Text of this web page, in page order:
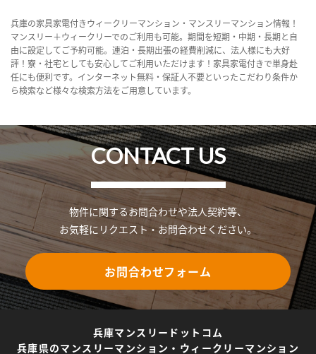
兵庫の家具家電付きウィークリーマンション・マンスリーマンション情報！
マンスリー＋ウィークリーでのご利用も可能。期間を短期・中期・長期と自
由に設定してご予約可能。連泊・長期出張の経費削減に、法人様にも大好
評！寮・社宅としても安心してご利用いただけます！家具家電付きで単身赴
任にも便利です。インターネット無料・保証人不要といったこだわり条件か
ら検索など様々な検索方法をご用意しています。
CONTACT US
物件に関するお問合わせや法人契約等、
お気軽にリクエスト・お問合わせください。
お問合わせフォーム
兵庫マンスリードットコム
兵庫県のマンスリーマンション・ウィークリーマンション